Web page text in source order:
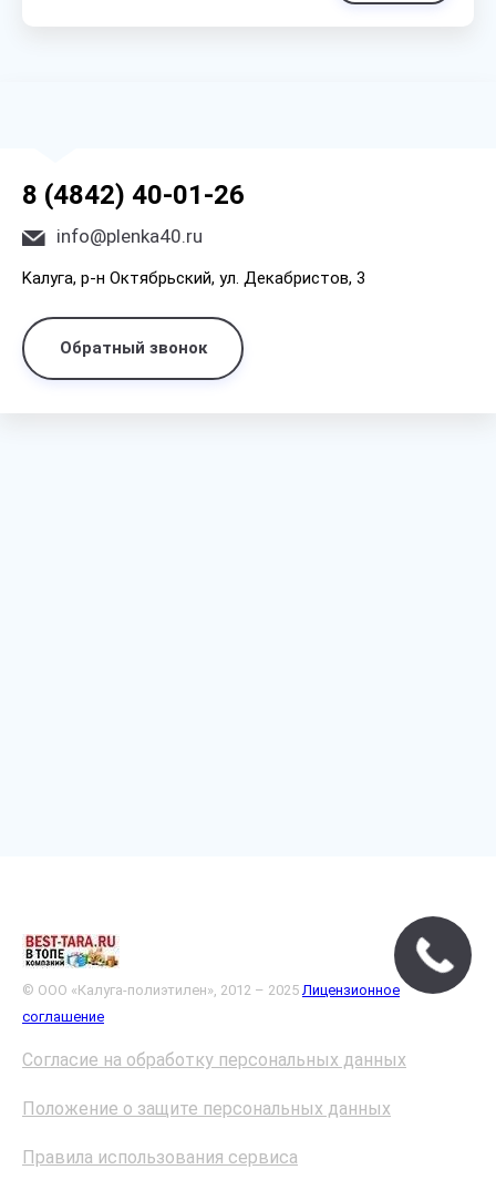
8 (4842) 40-01-26
info@plenka40.ru
Kaлyгa, p-н Oктябpьcкий, yл. Дeкaбpиcтoв, 3
Обратный звонок
© ООО «Калуга-полиэтилен», 2012 – 2025 Лицензионное
соглашение
Согласие на обработку персональных данных
Положение о защите персональных данных
Правила использования сервиса